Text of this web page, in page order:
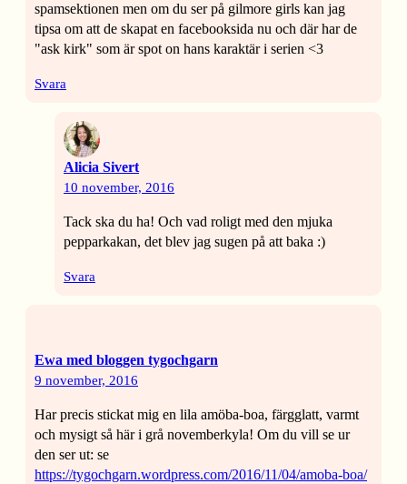
spamsektionen men om du ser på gilmore girls kan jag
tipsa om att de skapat en facebooksida nu och där har de
"ask kirk" som är spot on hans karaktär i serien <3
Svara
Alicia Sivert
10 november, 2016
Tack ska du ha! Och vad roligt med den mjuka
pepparkakan, det blev jag sugen på att baka :)
Svara
Ewa med bloggen tygochgarn
9 november, 2016
Har precis stickat mig en lila amöba-boa, färgglatt, varmt
och mysigt så här i grå novemberkyla! Om du vill se ur
den ser ut: se
https://tygochgarn.wordpress.com/2016/11/04/amoba-boa/